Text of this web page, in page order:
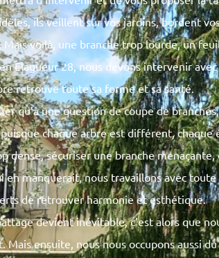
ils veillent sur vos jardins, bordent
Mais voilà, une branche trop lourde, un
Elagueur 28, nous devons intervenir
retrouve toute sa forme et sa santé.
qu’à une question de coupe de
chaque arbre est différent,
dense, sécuriser une branche
en manquerait, nous travaillons avec
de retrouver harmonie et esthétique.
devient inévitable, c’est alors que
ensuite, nous nous occupons aussi du